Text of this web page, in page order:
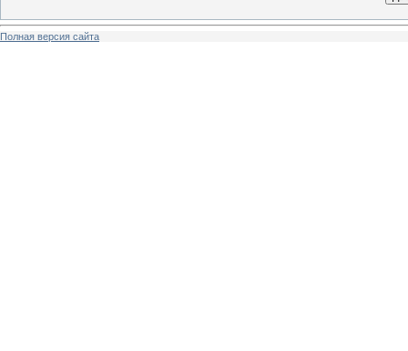
Полная версия сайта